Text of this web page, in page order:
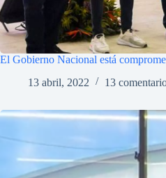
El Gobierno Nacional está
13 abril, 2022
13